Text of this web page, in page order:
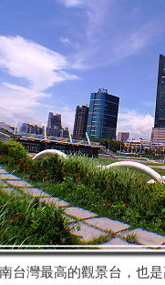
灣最高的觀景台，也是